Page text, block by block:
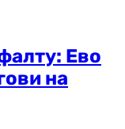
Ево
на